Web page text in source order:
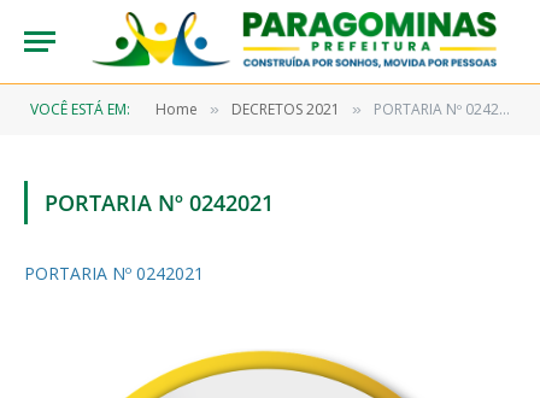
VOCÊ ESTÁ EM: Home » DECRETOS 2021 » PORTARIA Nº 0242021
PORTARIA Nº 0242021
PORTARIA Nº 0242021